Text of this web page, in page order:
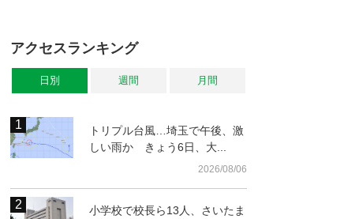
アクセスランキング
日別 週間 月間
トリプル台風…埼玉で午後、激
しい雨か きょう6日、大...
2026/08/06
小学校で校長ら13人、さいたま